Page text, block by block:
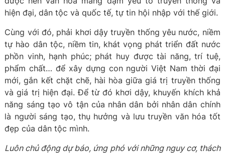
hiện đại, dân tộc và quốc tế, tự tin hội nhập với thế giới.
Cùng với đó, phải khơi dậy truyền thống yêu nước, niềm
tự hào dân tộc, niềm tin, khát vọng phát triển đất nước
phồn vinh, hạnh phúc; phát huy được tài năng, trí tuệ,
phẩm chất… để xây dựng con người Việt Nam thời đại
mới, gắn kết chặt chẽ, hài hòa giữa giá trị truyền thống
và giá trị hiện đại. Để từ đó khơi dậy, khuyến khích khả
năng sáng tạo vô tận của nhân dân bởi nhân dân chính
là người sáng tạo, thụ hưởng và lưu truyền văn hóa tốt
đẹp của dân tộc mình.
Luôn chủ động dự báo, ứng phó với những nguy cơ, thách